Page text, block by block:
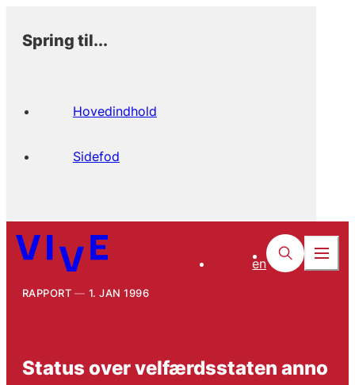
Spring til...
Hovedindhold
Sidefod
en
RAPPORT 1. JAN 1996
Status over velfærdsstaten anno